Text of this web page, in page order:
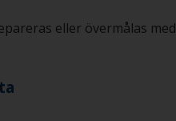
eller övermålas med